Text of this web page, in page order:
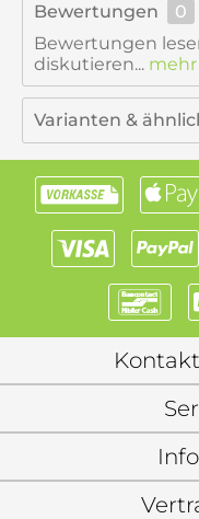
Bewertungen
0
Bewertungen
diskutieren... mehr
Varianten &